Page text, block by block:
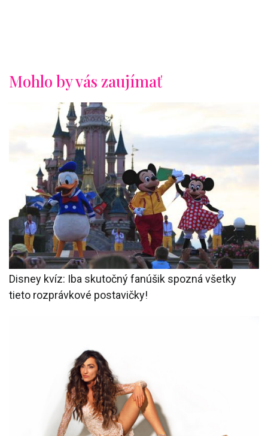
Mohlo by vás zaujímať
Disney kvíz: Iba skutočný fanúšik spozná všetky
tieto rozprávkové postavičky!